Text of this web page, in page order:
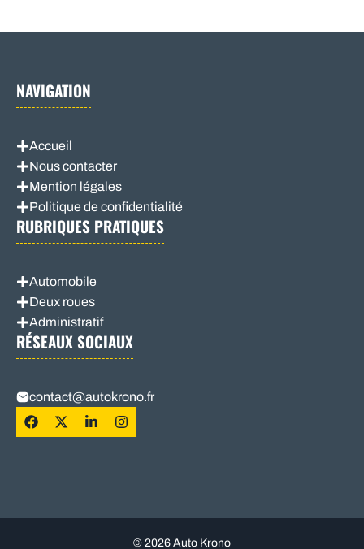
NAVIGATION
Accueil
Nous contacter
Mention légales
Politique de confidentialité
RUBRIQUES PRATIQUES
Automobile
Deux roues
Administratif
RÉSEAUX SOCIAUX
contact@autokrono.fr
© 2026 Auto Krono